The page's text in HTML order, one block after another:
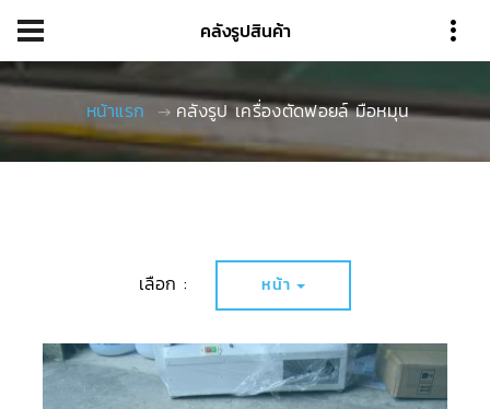
คลังรูปสินค้า
หน้าแรก คลังรูป เครื่องตัดฟอยล์ มือหมุน
เลือก : หน้า